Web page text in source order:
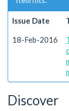
Issue Date
18-Feb-2016
Discover